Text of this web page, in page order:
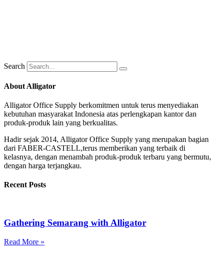
Search
About Alligator
Alligator Office Supply berkomitmen untuk terus menyediakan
kebutuhan masyarakat Indonesia atas perlengkapan kantor dan
produk-produk lain yang berkualitas.
Hadir sejak 2014, Alligator Office Supply yang merupakan bagian
dari FABER-CASTELL,terus memberikan yang terbaik di
kelasnya, dengan menambah produk-produk terbaru yang bermutu,
dengan harga terjangkau.
Recent Posts
Gathering Semarang with Alligator
Read More »